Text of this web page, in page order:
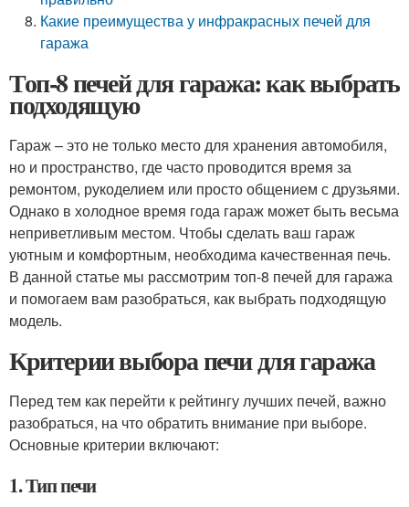
Какие преимущества у инфракрасных печей для
гаража
Топ-8 печей для гаража: как выбрать
подходящую
Гараж – это не только место для хранения автомобиля,
но и пространство, где часто проводится время за
ремонтом, рукоделием или просто общением с друзьями.
Однако в холодное время года гараж может быть весьма
неприветливым местом. Чтобы сделать ваш гараж
уютным и комфортным, необходима качественная печь.
В данной статье мы рассмотрим топ-8 печей для гаража
и помогаем вам разобраться, как выбрать подходящую
модель.
Критерии выбора печи для гаража
Перед тем как перейти к рейтингу лучших печей, важно
разобраться, на что обратить внимание при выборе.
Основные критерии включают:
1. Тип печи